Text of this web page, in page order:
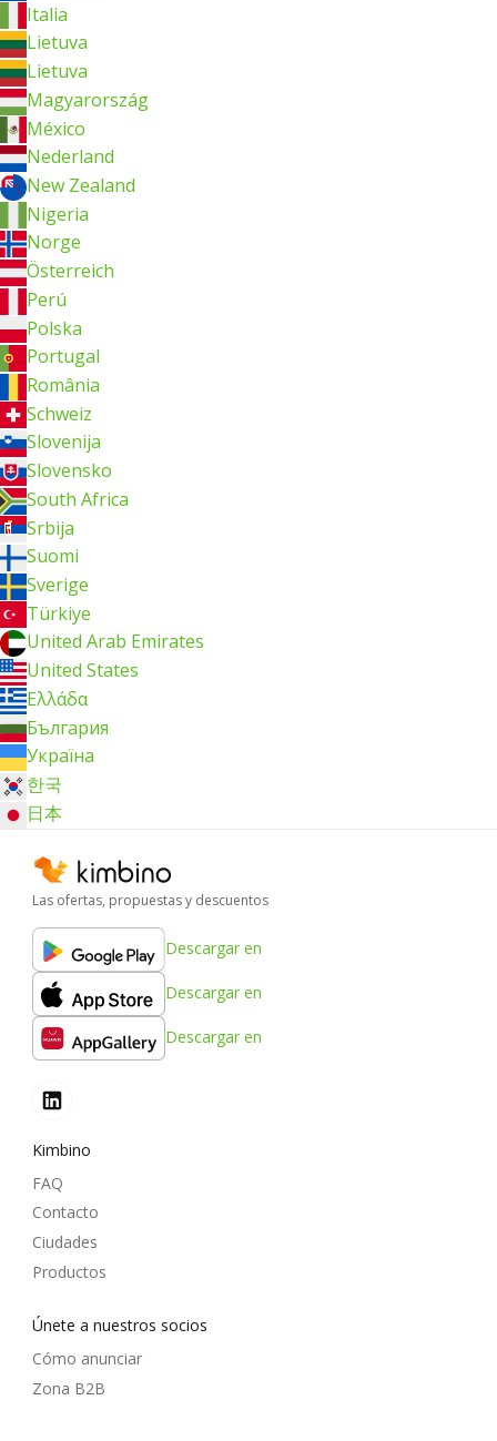
Italia
Lietuva
Lietuva
Magyarország
México
Nederland
New Zealand
Nigeria
Norge
Österreich
Perú
Polska
Portugal
România
Schweiz
Slovenija
Slovensko
South Africa
Srbija
Suomi
Sverige
Türkiye
United Arab Emirates
United States
Ελλάδα
България
Україна
한국
日本
Las ofertas, propuestas y descuentos
Descargar en
Descargar en
Descargar en
Kimbino
FAQ
Contacto
Ciudades
Productos
Únete a nuestros socios
Cómo anunciar
Zona B2B